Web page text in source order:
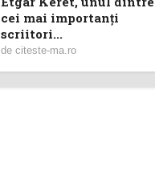
cei mai importanți
scriitori...
de citeste-ma.ro